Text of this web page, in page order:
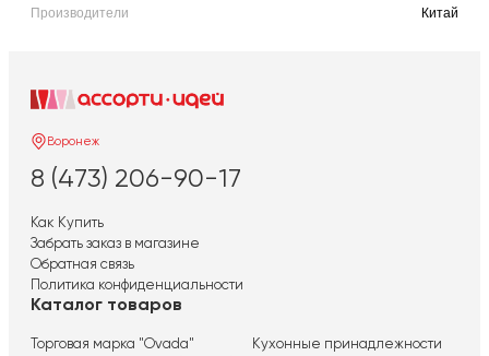
Производители
Китай
Воронеж
8 (473) 206-90-17
Как Купить
Забрать заказ в магазине
Обратная связь
Политика конфиденциальности
Каталог товаров
Торговая марка "Ovada"
Кухонные принадлежности